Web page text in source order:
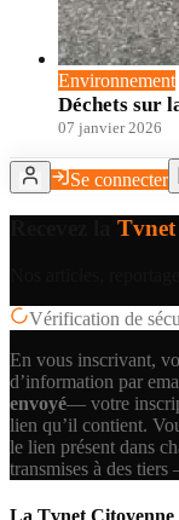
Environnement
Déchets sur
07 janvier 2026
Se connecter
Vérification de
En vous inscrivant,
d’information par
envoyé— votre
lien qu’il contient.
le lien présent dans
transmises à des